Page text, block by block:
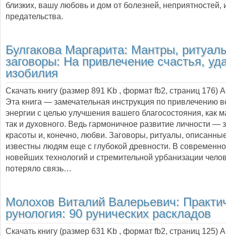
близких, вашу любовь и дом от болезней, неприятностей,
предательства.
Булгакова Маргарита: Мантры,
заговоры: На привлечение счастья,
изобилия
Скачать книгу (размер 891 Kb , формат fb2, страниц 176)
Эта книга — замечательная инструкция по привлечению
энергии с целью улучшения вашего благосостояния, как
так и духовного. Ведь гармоничное развитие личности —
красоты и, конечно, любви. Заговоры, ритуалы,
известны людям еще с глубокой древности. В
новейших технологий и стремительной урбанизации
потеряло связь…
Молохов Виталий Валерьевич:
рунология: 90 рунических раскладов
Скачать книгу (размер 631 Kb , формат fb2, страниц 125)